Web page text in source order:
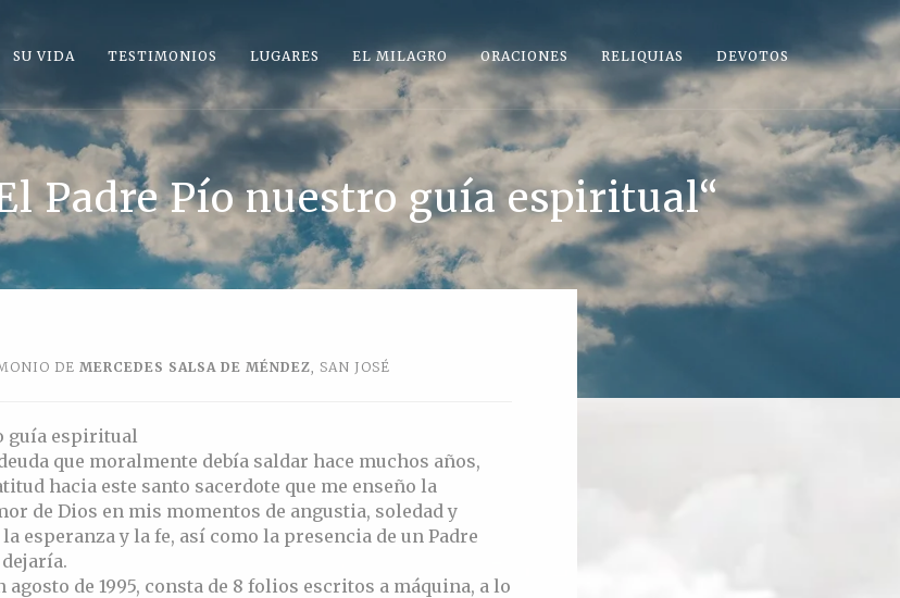
SU VIDA TESTIMONIOS LUGARES EL MILAGRO ORACIONES RELIQUIAS DEVOTOS
Padre Pío nuestro guía espiritual“
DE MERCEDES SALSA DE MÉNDEZ, SAN JOSÉ
guía espiritual
que moralmente debía saldar hace muchos años,
hacia este santo sacerdote que me enseño la
de Dios en mis momentos de angustia, soledad y
esperanza y la fe, así como la presencia de un Padre
agosto de 1995, consta de 8 folios escritos a máquina, a lo